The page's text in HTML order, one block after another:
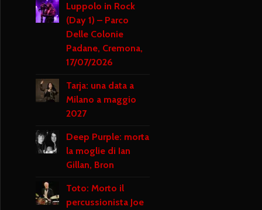
Luppolo in Rock
(Day 1) – Parco
Delle Colonie
Padane, Cremona,
17/07/2026
Tarja: una data a
Milano a maggio
2027
Deep Purple: morta
la moglie di Ian
Gillan, Bron
Toto: Morto il
percussionista Joe